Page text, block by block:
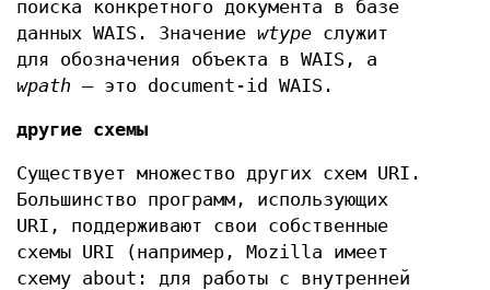
поиска конкретного документа в базе
данных WAIS. Значение wtype служит
для обозначения объекта в WAIS, а
wpath — это document-id WAIS.
другие схемы
Существует множество других схем URI.
Большинство программ, использующих
URI, поддерживают свои собственные
схемы URI (например, Mozilla имеет
схему about: для работы с внутренней